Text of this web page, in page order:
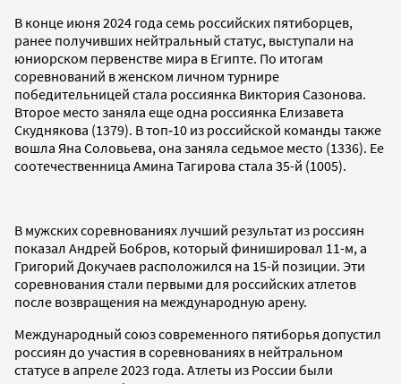
В конце июня 2024 года семь российских пятиборцев,
ранее получивших нейтральный статус, выступали на
юниорском первенстве мира в Египте. По итогам
соревнований в женском личном турнире
победительницей стала россиянка Виктория Сазонова.
Второе место заняла еще одна россиянка Елизавета
Скуднякова (1379). В топ‑10 из российской команды также
вошла Яна Соловьева, она заняла седьмое место (1336). Ее
соотечественница Амина Тагирова стала 35-й (1005).
В мужских соревнованиях лучший результат из россиян
показал Андрей Бобров, который финишировал 11-м, а
Григорий Докучаев расположился на 15-й позиции. Эти
соревнования стали первыми для российских атлетов
после возвращения на международную арену.
Международный союз современного пятиборья допустил
россиян до участия в соревнованиях в нейтральном
статусе в апреле 2023 года. Атлеты из России были